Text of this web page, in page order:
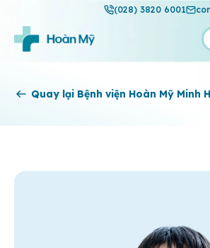
(028) 3820 6001
Hoàn Mỹ
Thuận Mỹ
Quay lại Bệnh viện Hoàn Mỹ Minh